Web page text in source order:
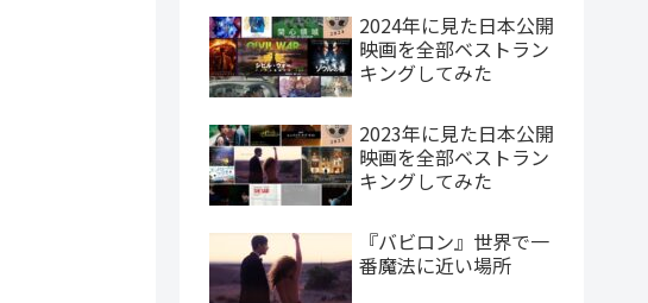
2024年に見た日本公開
映画を全部ベストラン
キングしてみた
2023年に見た日本公開
映画を全部ベストラン
キングしてみた
『バビロン』世界で一
番魔法に近い場所